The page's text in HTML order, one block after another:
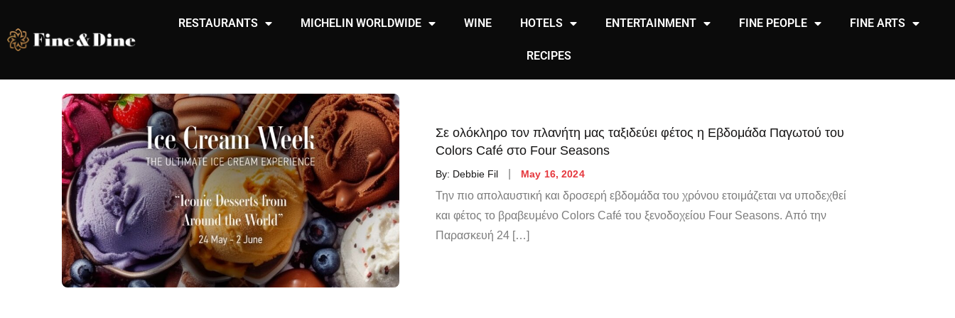
RESTAURANTS MICHELIN WORLDWIDE WINE HOTELS ENTERTAINMENT FINE PEOPLE FINE ARTS
RECIPES
Σε ολόκληρο τον πλανήτη μας ταξιδεύει φέτος η Εβδομάδα Παγωτού του
Colors Café στο Four Seasons
By: Debbie Fil May 16, 2024
Την πιο απολαυστική και δροσερή εβδομάδα του χρόνου ετοιμάζεται να υποδεχθεί
και φέτος το βραβευμένο Colors Café του ξενοδοχείου Four Seasons. Από την
Παρασκευή 24 […]